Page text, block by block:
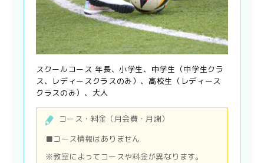
スクールコース 年長、小学生、中学生（中学生クラ
ス、レディースクラスのみ）、高校生（レディース
クラスのみ）、大人
コース・料金（月会費・月謝）
■コース情報はありません
※教室によってコースや料金が異なります。